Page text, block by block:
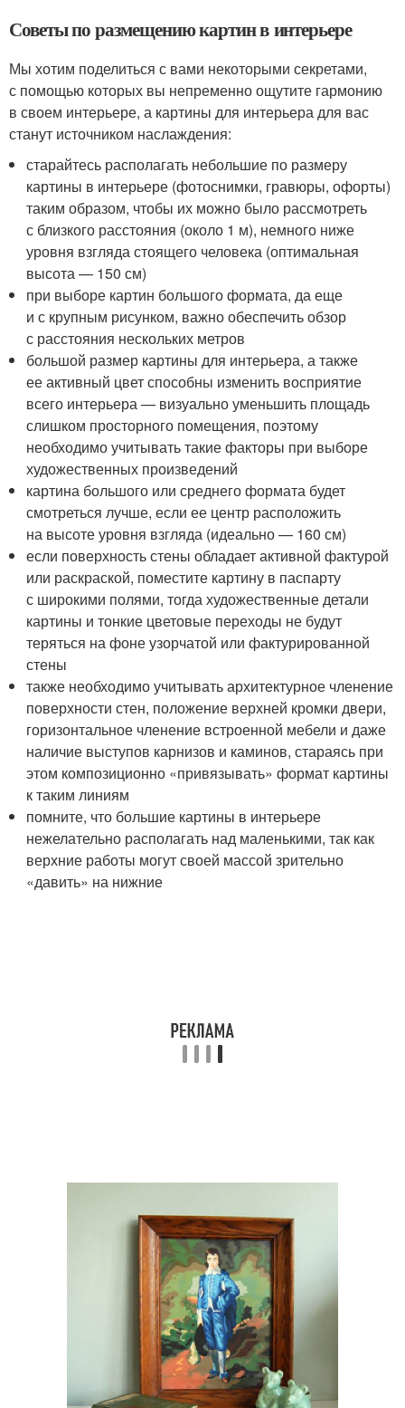
Советы по размещению картин в интерьере
Мы хотим поделиться с вами некоторыми секретами,
с помощью которых вы непременно ощутите гармонию
в своем интерьере, а картины для интерьера для вас
станут источником наслаждения:
старайтесь располагать небольшие по размеру
картины в интерьере (фотоснимки, гравюры, офорты)
таким образом, чтобы их можно было рассмотреть
с близкого расстояния (около 1 м), немного ниже
уровня взгляда стоящего человека (оптимальная
высота — 150 см)
при выборе картин большого формата, да еще
и с крупным рисунком, важно обеспечить обзор
с расстояния нескольких метров
большой размер картины для интерьера, а также
ее активный цвет способны изменить восприятие
всего интерьера — визуально уменьшить площадь
слишком просторного помещения, поэтому
необходимо учитывать такие факторы при выборе
художественных произведений
картина большого или среднего формата будет
смотреться лучше, если ее центр расположить
на высоте уровня взгляда (идеально — 160 см)
если поверхность стены обладает активной фактурой
или раскраской, поместите картину в паспарту
с широкими полями, тогда художественные детали
картины и тонкие цветовые переходы не будут
теряться на фоне узорчатой или фактурированной
стены
также необходимо учитывать архитектурное членение
поверхности стен, положение верхней кромки двери,
горизонтальное членение встроенной мебели и даже
наличие выступов карнизов и каминов, стараясь при
этом композиционно «привязывать» формат картины
к таким линиям
помните, что большие картины в интерьере
нежелательно располагать над маленькими, так как
верхние работы могут своей массой зрительно
«давить» на нижние